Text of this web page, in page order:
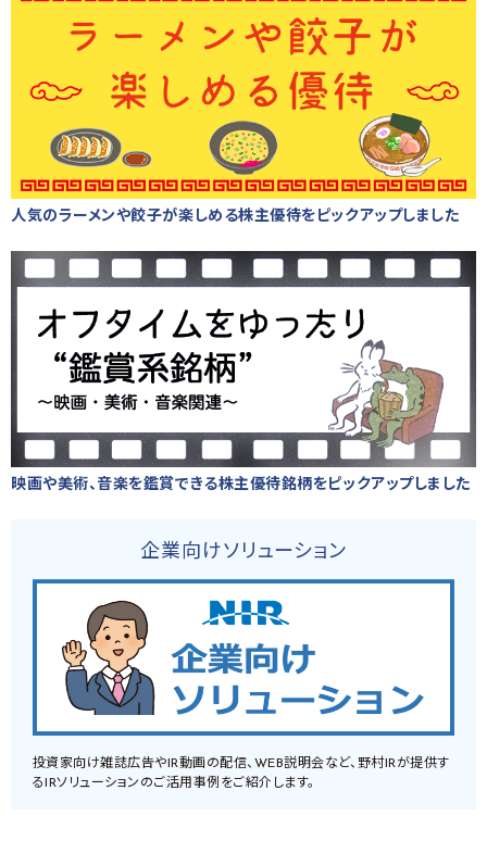
人気のラーメンや餃子が楽しめる株主優待をピックアップしました
映画や美術、音楽を鑑賞できる株主優待銘柄をピックアップしました
企業向けソリューション
投資家向け雑誌広告やIR動画の配信、WEB説明会など、野村IRが提供す
るIRソリューションのご活用事例をご紹介します。